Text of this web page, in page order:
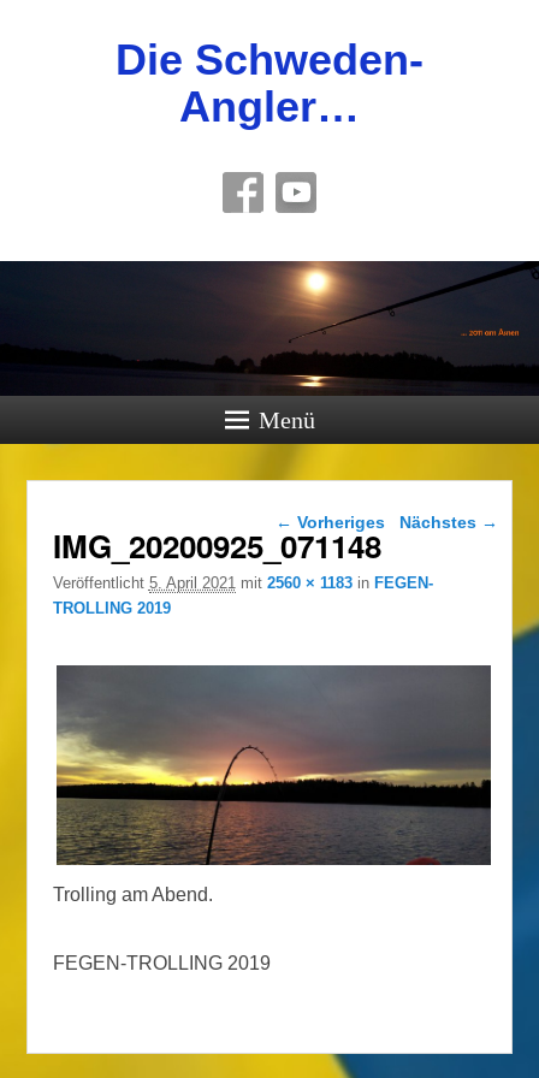
Die Schweden-
Angler…
Menü
Bilder-Navigation
← Vorheriges Nächstes →
IMG_20200925_071148
Veröffentlicht 5. April 2021 mit 2560 × 1183in FEGEN-
TROLLING 2019
Trolling am Abend.
FEGEN-TROLLING 2019